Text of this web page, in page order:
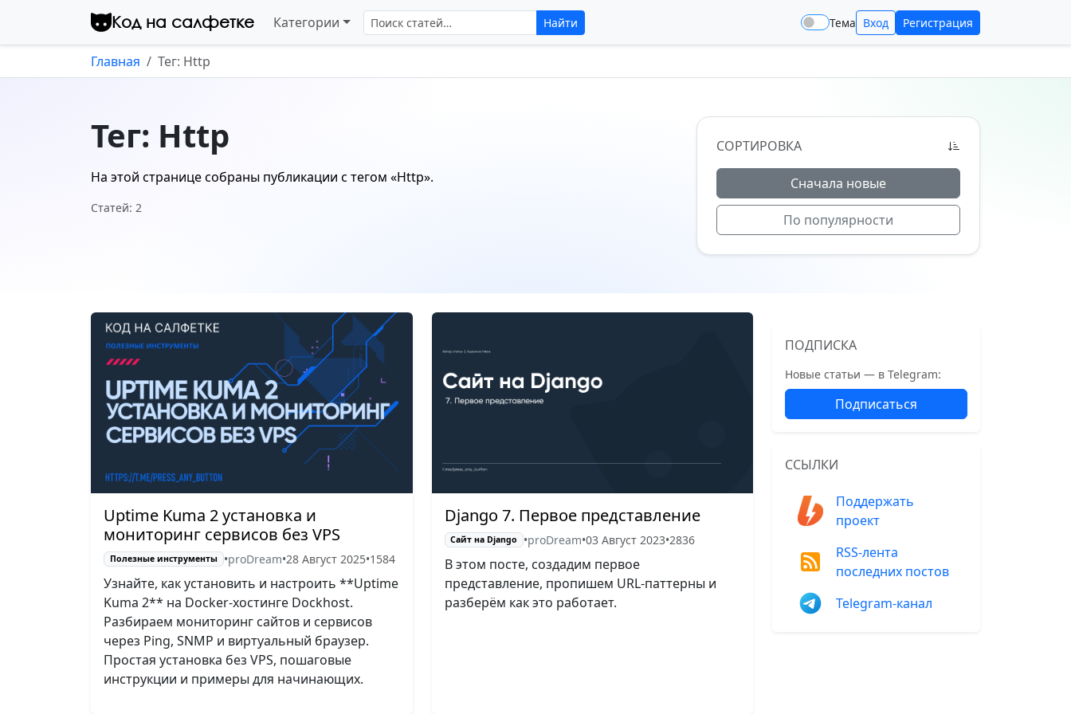
Перейти к контенту
Код на салфетке Категории Поиск по сайту Найти Тема Вход Регистрация
Главная Тег: Http
Тег: Http
На этой странице собраны публикации с тегом «Http».
Статей: 2
СОРТИРОВКА
Сначала новые
По популярности
Uptime Kuma 2 установка и
мониторинг сервисов без VPS
Полезные инструменты •proDream•28 Август 2025•1584
Узнайте, как установить и настроить **Uptime
Kuma 2** на Docker-хостинге Dockhost.
Разбираем мониторинг сайтов и сервисов
через Ping, SNMP и виртуальный браузер.
Простая установка без VPS, пошаговые
инструкции и примеры для начинающих.
Django 7. Первое представление
Сайт на Django •proDream•03 Август 2023•2836
В этом посте, создадим первое
представление, пропишем URL-паттерны и
разберём как это работает.
ПОДПИСКА
Новые статьи — в Telegram:
Подписаться
ССЫЛКИ
Поддержать
проект
RSS-лента
последних постов
Telegram-канал